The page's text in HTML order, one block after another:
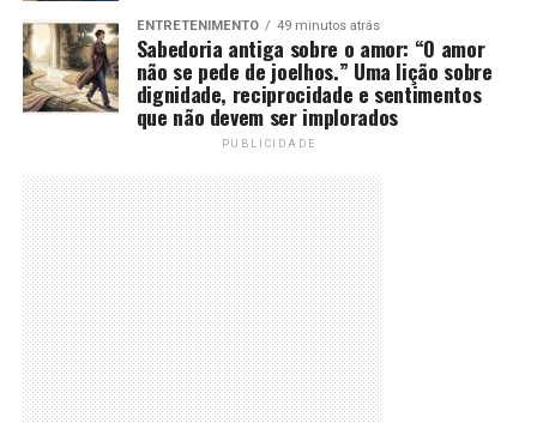
ENTRETENIMENTO 49 minutos atrás
Sabedoria antiga sobre o amor: “O amor
não se pede de joelhos.” Uma lição sobre
dignidade, reciprocidade e sentimentos
que não devem ser implorados
PUBLICIDADE